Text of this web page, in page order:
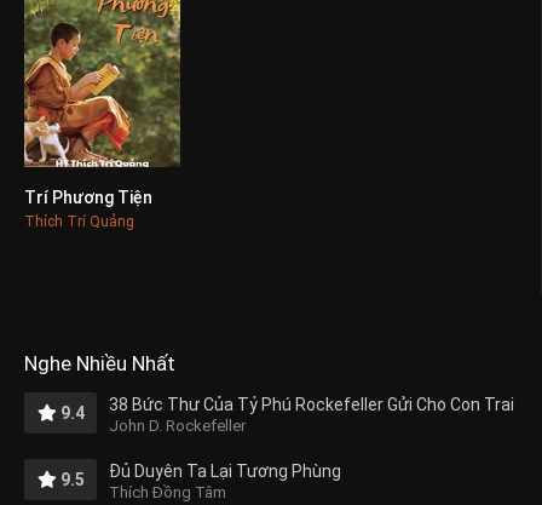
Trí Phương Tiện
Thích Trí Quảng
Nghe Nhiều Nhất
9.4 38 Bức Thư Của Tỷ Phú Rockefeller Gửi Cho Con Trai
John D. Rockefeller
9.5 Đủ Duyên Ta Lại Tương Phùng
Thích Đồng Tâm